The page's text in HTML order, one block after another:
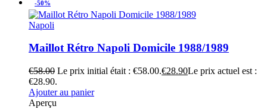
-50%
Napoli
Maillot Rétro Napoli Domicile 1988/1989
€58.00 Le prix initial était : €58.00.€28.90Le prix actuel est :
€28.90.
Ajouter au panier
Aperçu